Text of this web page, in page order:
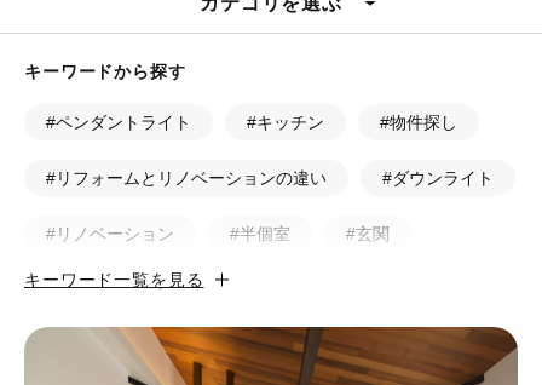
キーワードから探す
#ペンダントライト #キッチン #物件探し
#リフォームとリノベーションの違い #ダウンライト
#リノベーション #半個室 #玄関
#小上がり #ホテルライク
#猫と暮らす #50㎡以下 #北欧
キーワード一覧を見る